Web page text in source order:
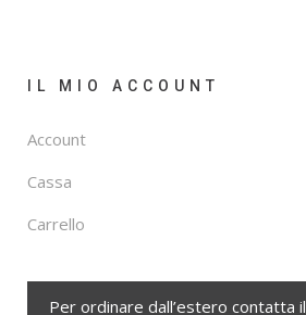
IL MIO ACCOUNT
Account
Cassa
Carrello
Per ordinare dall’estero contatta il